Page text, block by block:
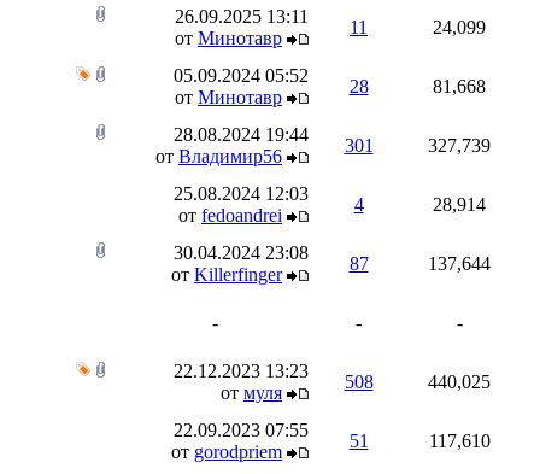
26.09.2025 13:11
от Минотавр
11 24,099
05.09.2024 05:52
от Минотавр
28 81,668
28.08.2024 19:44
от Владимир56
301 327,739
25.08.2024 12:03
от fedoandrei
4 28,914
30.04.2024 23:08
от Killerfinger
87 137,644
- - -
22.12.2023 13:23
от муля
508 440,025
22.09.2023 07:55
от gorodpriem
51 117,610